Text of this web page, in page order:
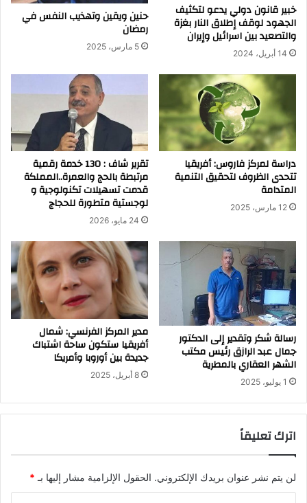
خبير قانون دولي يدعو لتكثيف
الجهود لوقف إطلاق النار بغزة
والتصعيد بين اسرائيل وإيران
14 أبريل، 2024
حنين ويقين وتهذيب النفس في
رمضان
5 مارس، 2025
دراسة لمركز فاروس: أفريقيا
تتحدى الظروف لتحقيق التنمية
المتدامة
12 مارس، 2025
تقرير شاف : 130 خدمة رقمية
مرتبطة بالحج والعمرة..المملكة
قدمت تسهيلات تكنولوجية و
لوجستية متطورة للحجاج
24 مايو، 2026
رسالة شكر وتقدير إلى الدكتور
جمال عبد الرازق رئيس مكتب
الشهر العقاري بالمطرية
1 يوليو، 2025
مدير المركز الفرنسي: شمال
أفريقيا ستكون ساحة اشتباك
جديدة بين أوروبا وأمريكا
8 أبريل، 2025
اترك تعليقاً
لن يتم نشر عنوان بريدك الإلكتروني. الحقول الإلزامية مشار إليها بـ *